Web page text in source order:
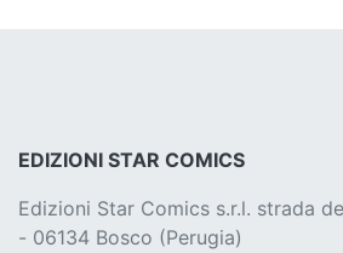
EDIZIONI STAR COMICS
Edizioni Star Comics s.r.l. strada
- 06134 Bosco (Perugia)